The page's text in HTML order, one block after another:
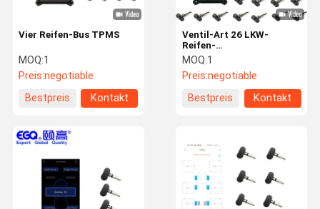
Ventil-Art 26 LKW-
Reifen-
Drucküberwachungssystem
des Reifen-TPMS
MOQ:1
Preis:negotiable
Bestpreis
Kontakt
Vier Reifen-Bus TPMS
MOQ:1
Preis:negotiable
Bestpreis
Kontakt